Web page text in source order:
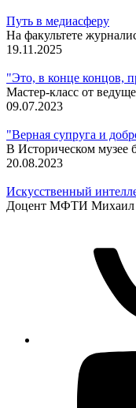
Путь в медиасферу
На факультете
19.11.2025
"Это, в конце концов,
Мастер-класс от
09.07.2023
"Верная супруга и
В Историческом музее
20.08.2023
Искусственный
Доцент МФТИ Михаил